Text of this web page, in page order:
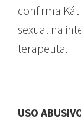
confirma
sexual na
terapeuta.
USO